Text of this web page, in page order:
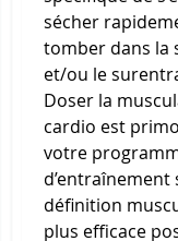
sécher
tomber dans la
et/ou le
Doser la
cardio est
votre
d’entraînement
définition
plus efficace